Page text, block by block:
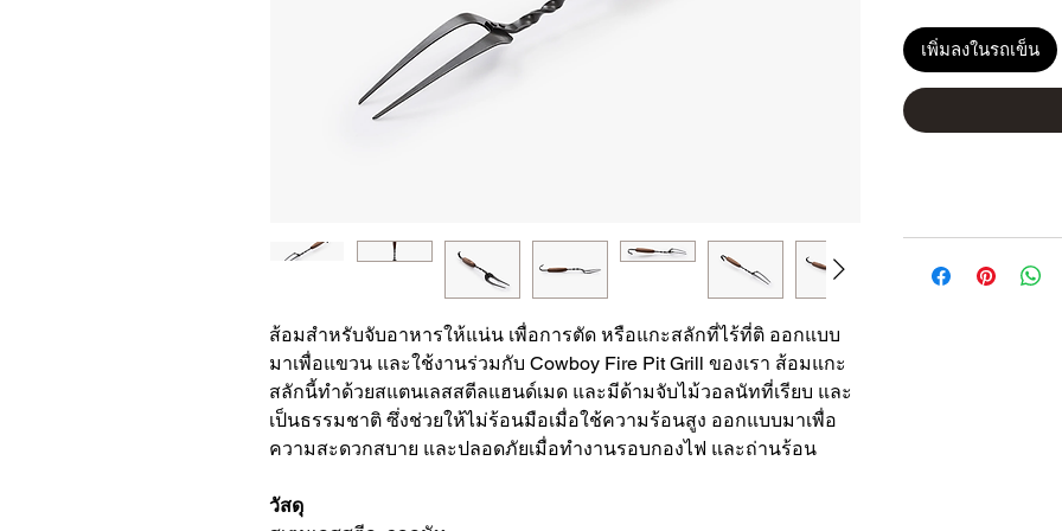
ส้อมสำหรับจับอาหารให้แน่น เพื่อการตัด หรือแกะสลักที่ไร้ที่ติ ออกแบบ
มาเพื่อแขวน และใช้งานร่วมกับ Cowboy Fire Pit Grill ของเรา ส้อมแกะ
สลักนี้ทำด้วยสแตนเลสสตีลแฮนด์เมด และมีด้ามจับไม้วอลนัทที่เรียบ และ
เป็นธรรมชาติ ซึ่งช่วยให้ไม่ร้อนมือเมื่อใช้ความร้อนสูง ออกแบบมาเพื่อ
ความสะดวกสบาย และปลอดภัยเมื่อทำงานรอบกองไฟ และถ่านร้อน
วัสดุ
เพิ่มลงในรถเข็น